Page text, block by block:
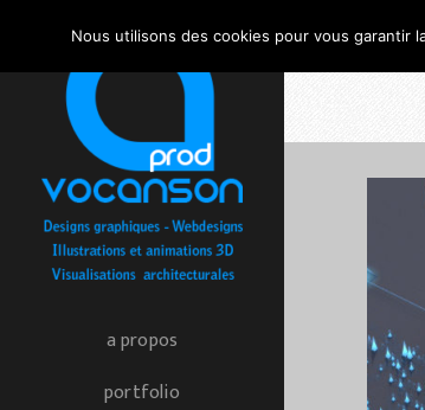
a propos
portfolio
Nous utilisons des cookies pour vous garantir